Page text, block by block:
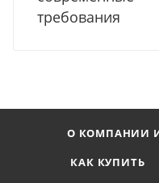
требования
О КОМПАНИИ
КАК КУПИТЬ